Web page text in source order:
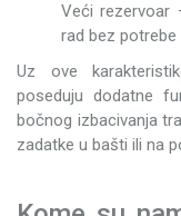
Veći rezervoar
rad bez
Uz ove
poseduju dodatne
bočnog izbacivanja
zadatke u bašti ili na